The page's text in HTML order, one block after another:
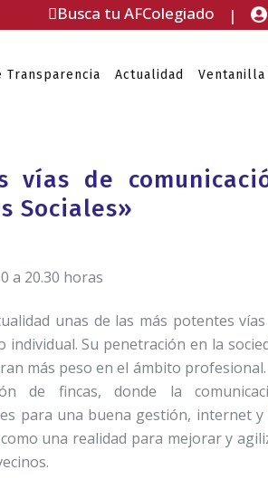
Busca tu AFColegiado |
Transparencia Actualidad Ventanilla
vías de
Sociales»
a 20.30 horas
unas de las más potentes
Su penetración en la
más peso en el ámbito profesional.
de fincas, donde la
para una buena gestión, internet y
una realidad para mejorar y